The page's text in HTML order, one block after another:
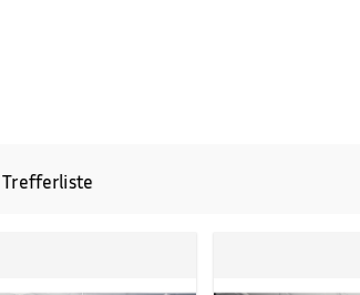
Trefferliste